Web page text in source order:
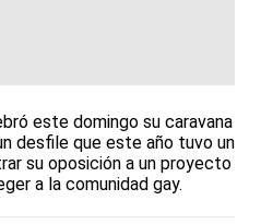
este domingo su caravana
desfile que este año tuvo un
su oposición a un proyecto
a la comunidad gay.